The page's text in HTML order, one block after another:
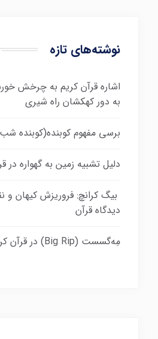
نوشته‌های تازه
اشاره قرآن کریم به چرخش
به دور کهکشان راه شیری
برسی مفهوم کوبنده(کوبنده
دلیل تشبیه زمین به گهواره در
بیگ کرانچ: فروریزش کیهان و
دیدگاه قرآن
مِه‌گسست (Big Rip) در قرآن کریم